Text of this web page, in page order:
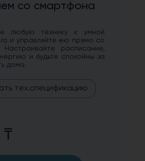
со смартфона
любую технику к умной
и управляйте ею прямо со
расписание,
и будьте спокойны за
дома.
тех.спецификацию
₸